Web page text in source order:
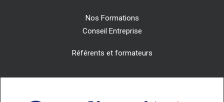
Nos Formations
Conseil Entreprise
Référents et formateurs